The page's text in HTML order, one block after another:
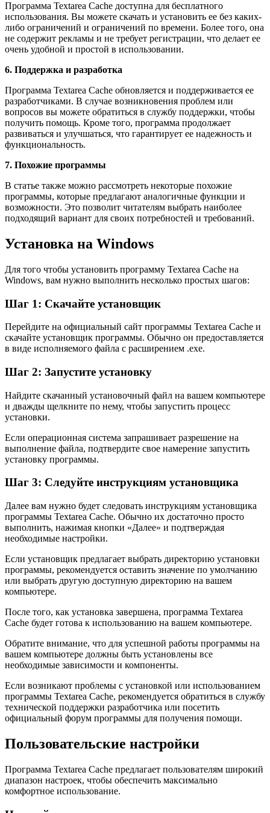
Программа Textarea Cache доступна для бесплатного
использования. Вы можете скачать и установить ее без каких-
либо ограничений и ограничений по времени. Более того, она
не содержит рекламы и не требует регистрации, что делает ее
очень удобной и простой в использовании.
6. Поддержка и разработка
Программа Textarea Cache обновляется и поддерживается ее
разработчиками. В случае возникновения проблем или
вопросов вы можете обратиться в службу поддержки, чтобы
получить помощь. Кроме того, программа продолжает
развиваться и улучшаться, что гарантирует ее надежность и
функциональность.
7. Похожие программы
В статье также можно рассмотреть некоторые похожие
программы, которые предлагают аналогичные функции и
возможности. Это позволит читателям выбрать наиболее
подходящий вариант для своих потребностей и требований.
Установка на Windows
Для того чтобы установить программу Textarea Cache на
Windows, вам нужно выполнить несколько простых шагов:
Шаг 1: Скачайте установщик
Перейдите на официальный сайт программы Textarea Cache и
скачайте установщик программы. Обычно он предоставляется
в виде исполняемого файла с расширением .exe.
Шаг 2: Запустите установку
Найдите скачанный установочный файл на вашем компьютере
и дважды щелкните по нему, чтобы запустить процесс
установки.
Если операционная система запрашивает разрешение на
выполнение файла, подтвердите свое намерение запустить
установку программы.
Шаг 3: Следуйте инструкциям установщика
Далее вам нужно будет следовать инструкциям установщика
программы Textarea Cache. Обычно их достаточно просто
выполнить, нажимая кнопки «Далее» и подтверждая
необходимые настройки.
Если установщик предлагает выбрать директорию установки
программы, рекомендуется оставить значение по умолчанию
или выбрать другую доступную директорию на вашем
компьютере.
После того, как установка завершена, программа Textarea
Cache будет готова к использованию на вашем компьютере.
Обратите внимание, что для успешной работы программы на
вашем компьютере должны быть установлены все
необходимые зависимости и компоненты.
Если возникают проблемы с установкой или использованием
программы Textarea Cache, рекомендуется обратиться в службу
технической поддержки разработчика или посетить
официальный форум программы для получения помощи.
Пользовательские настройки
Программа Textarea Cache предлагает пользователям широкий
диапазон настроек, чтобы обеспечить максимально
комфортное использование.